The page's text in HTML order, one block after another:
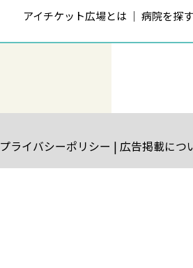
アイチケット広場とは 病院を探す
プライバシーポリシー 広告掲載につ